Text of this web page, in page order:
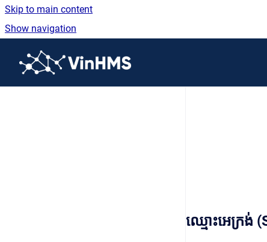
Skip to main content
Show navigation
ឈ្មោះអេក្រង់